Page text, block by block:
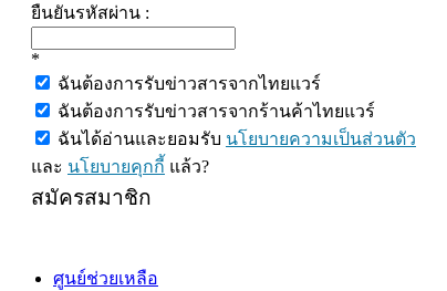
ยืนยันรหัสผ่าน :
*
ฉันต้องการรับข่าวสารจากไทยแวร์
ฉันต้องการรับข่าวสารจากร้านค้าไทยแวร์
ฉันได้อ่านและยอมรับ นโยบายความเป็นส่วนตัว
และ นโยบายคุกกี้ แล้ว?
สมัครสมาชิก
ศูนย์ช่วยเหลือ